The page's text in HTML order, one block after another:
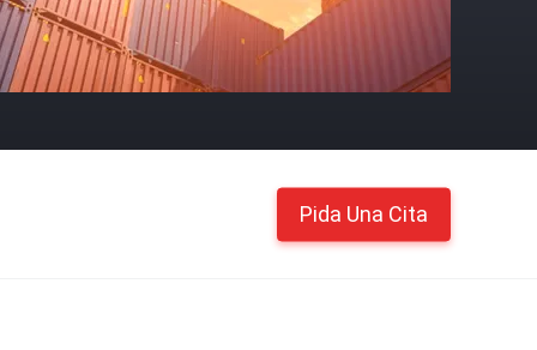
Pida Una Cita